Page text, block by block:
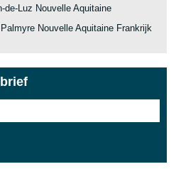
de-Luz Nouvelle Aquitaine
Nouvelle Aquitaine Frankrijk